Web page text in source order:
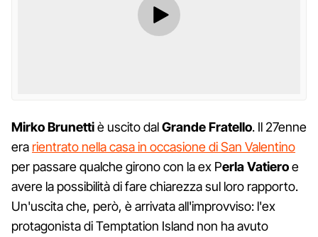
Mirko Brunettiè uscito dalGrande Fratello. Il 27enne
era rientrato nella casa in occasione di San Valentino
per passare qualche girono con la ex Perla Vatieroe
avere la possibilità di fare chiarezza sul loro rapporto.
Un'uscita che, però, è arrivata all'improvviso: l'ex
protagonista di Temptation Island non ha avuto